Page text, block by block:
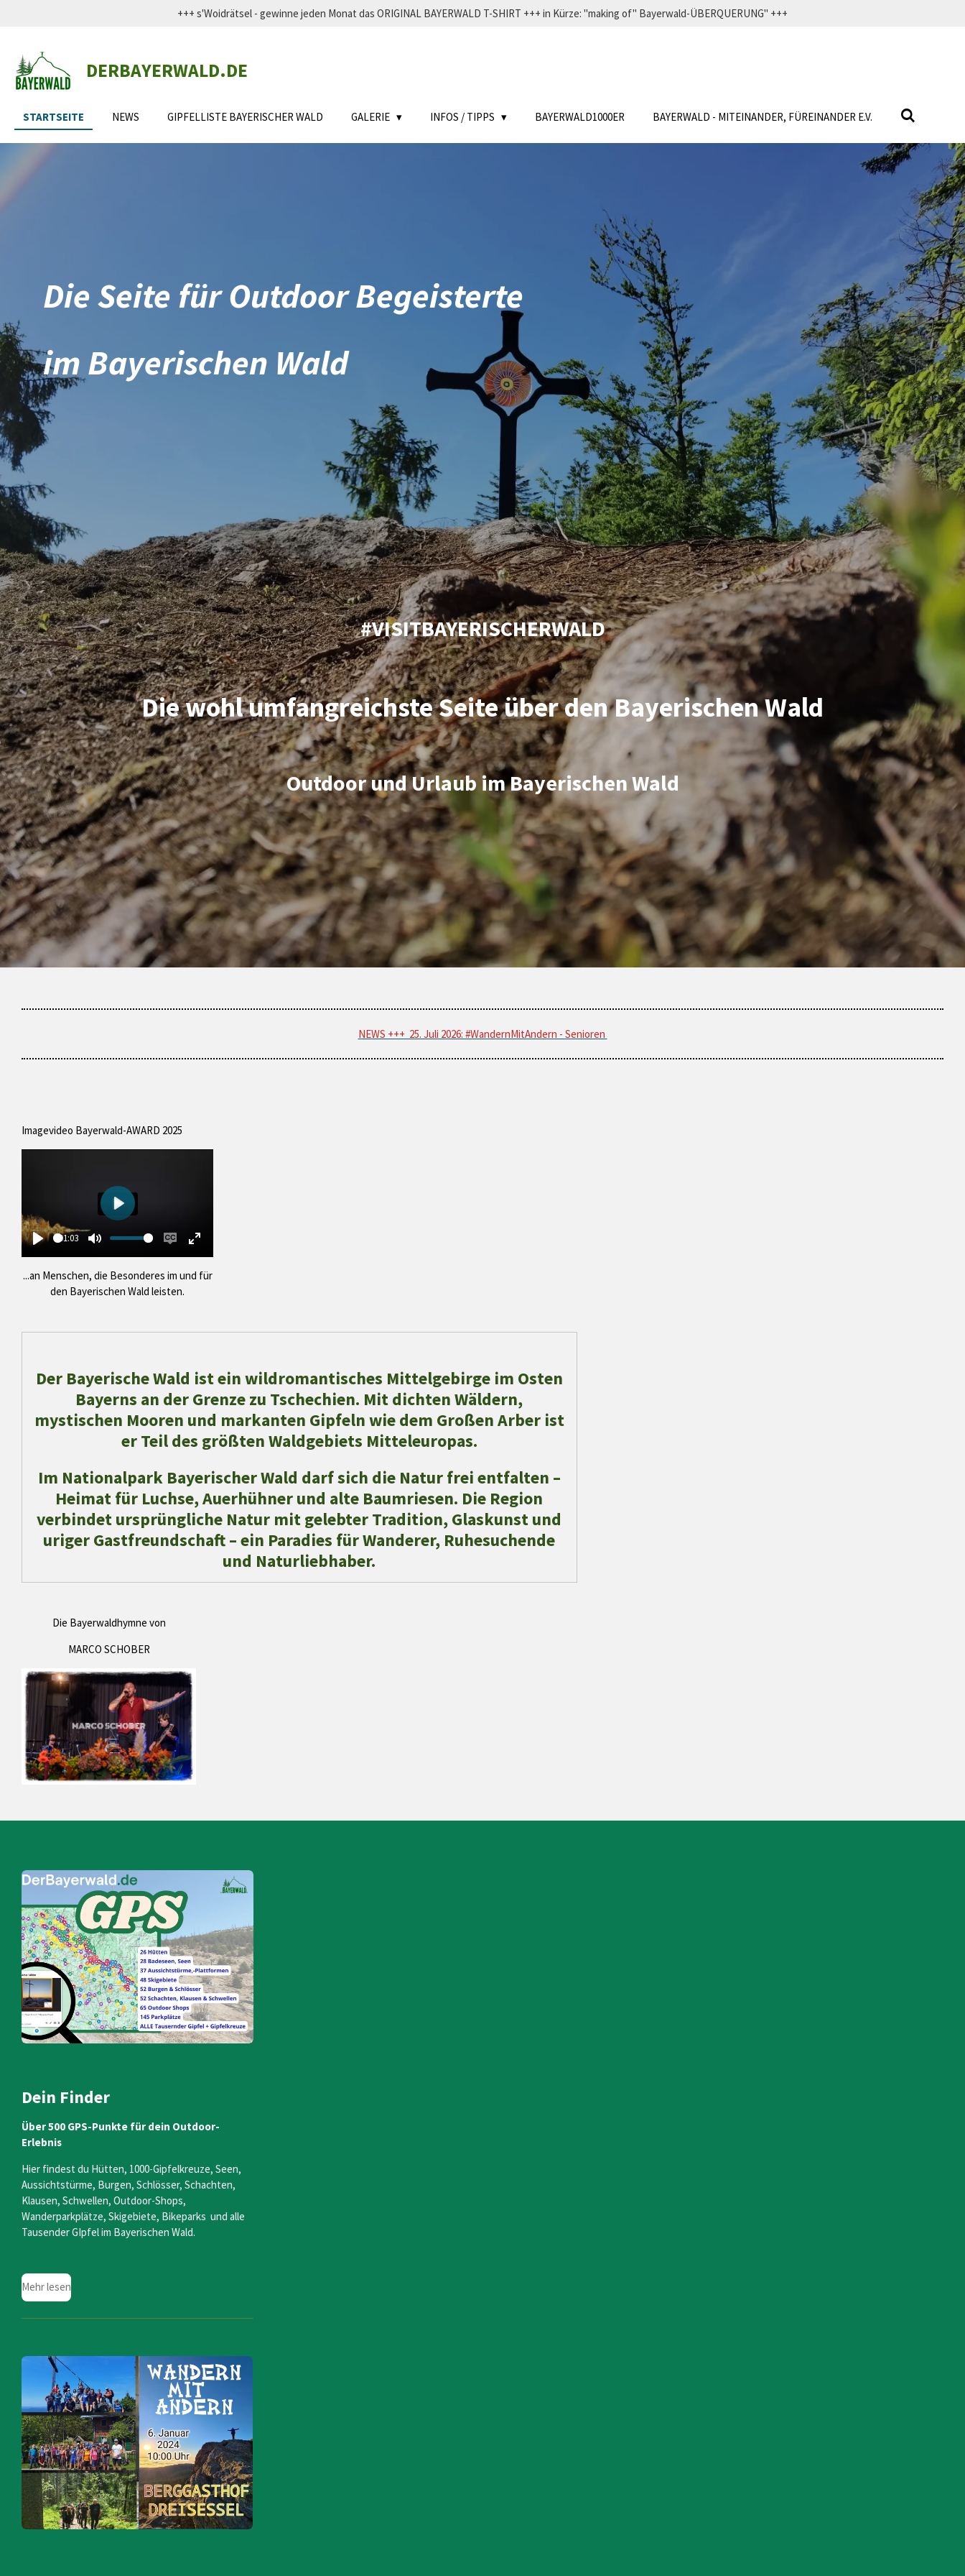
+++ s'Woidrätsel - gewinne jeden Monat das ORIGINAL BAYERWALD T-SHIRT +++ in Kürze: "making of" Bayerwald-ÜBERQUERUNG" +++
DERBAYERWALD.DE
STARTSEITE NEWS GIPFELLISTE BAYERISCHER WALD GALERIE INFOS / TIPPS BAYERWALD1000ER BAYERWALD - MITEINANDER, FÜREINANDER E.V.
Die Seite für Outdoor Begeisterte
im Bayerischen Wald
#VISITBAYERISCHERWALD
Die wohl umfangreichste Seite über den Bayerischen Wald
Outdoor und Urlaub im Bayerischen Wald
NEWS +++ 25. Juli 2026: #WandernMitAndern - Senioren
Imagevideo Bayerwald-AWARD 2025
l
01:03
u
t
n
a
a
p
t
o
s
n
l
l
s
r
e
n
P
l
a
y
...an Menschen, die Besonderes im und für
den Bayerischen Wald leisten.
Der Bayerische Wald ist ein wildromantisches Mittelgebirge im Osten
Bayerns an der Grenze zu Tschechien. Mit dichten Wäldern,
mystischen Mooren und markanten Gipfeln wie dem Großen Arber ist
er Teil des größten Waldgebiets Mitteleuropas.
Im Nationalpark Bayerischer Wald darf sich die Natur frei entfalten –
Heimat für Luchse, Auerhühner und alte Baumriesen. Die Region
verbindet ursprüngliche Natur mit gelebter Tradition, Glaskunst und
uriger Gastfreundschaft – ein Paradies für Wanderer, Ruhesuchende
und Naturliebhaber.
Die Bayerwaldhymne von
MARCO SCHOBER
Dein Finder
Über 500 GPS-Punkte für dein Outdoor-
Erlebnis
Hier findest du Hütten, 1000-Gipfelkreuze, Seen,
Aussichtstürme, Burgen, Schlösser, Schachten,
Klausen, Schwellen, Outdoor-Shops,
Wanderparkplätze, Skigebiete, Bikeparks und alle
Tausender GIpfel im Bayerischen Wald.
Mehr lesen